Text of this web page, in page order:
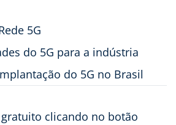
5G
do 5G para a indústria
do 5G no Brasil
clicando no botão